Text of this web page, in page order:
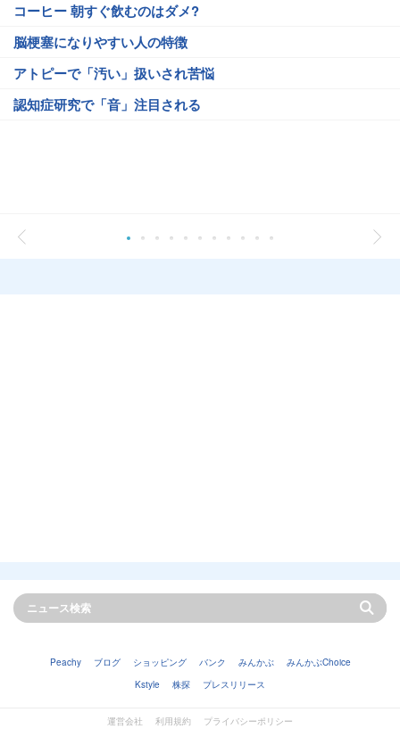
コーヒー 朝すぐ飲むのはダメ?
脳梗塞になりやすい人の特徴
アトピーで「汚い」扱いされ苦悩
認知症研究で「音」注目される
Peachy ブログ ショッピング バンク みんかぶ
みんかぶChoice
Kstyle
株探 プレスリリース
運営会社 利用規約 プライバシーポリシー